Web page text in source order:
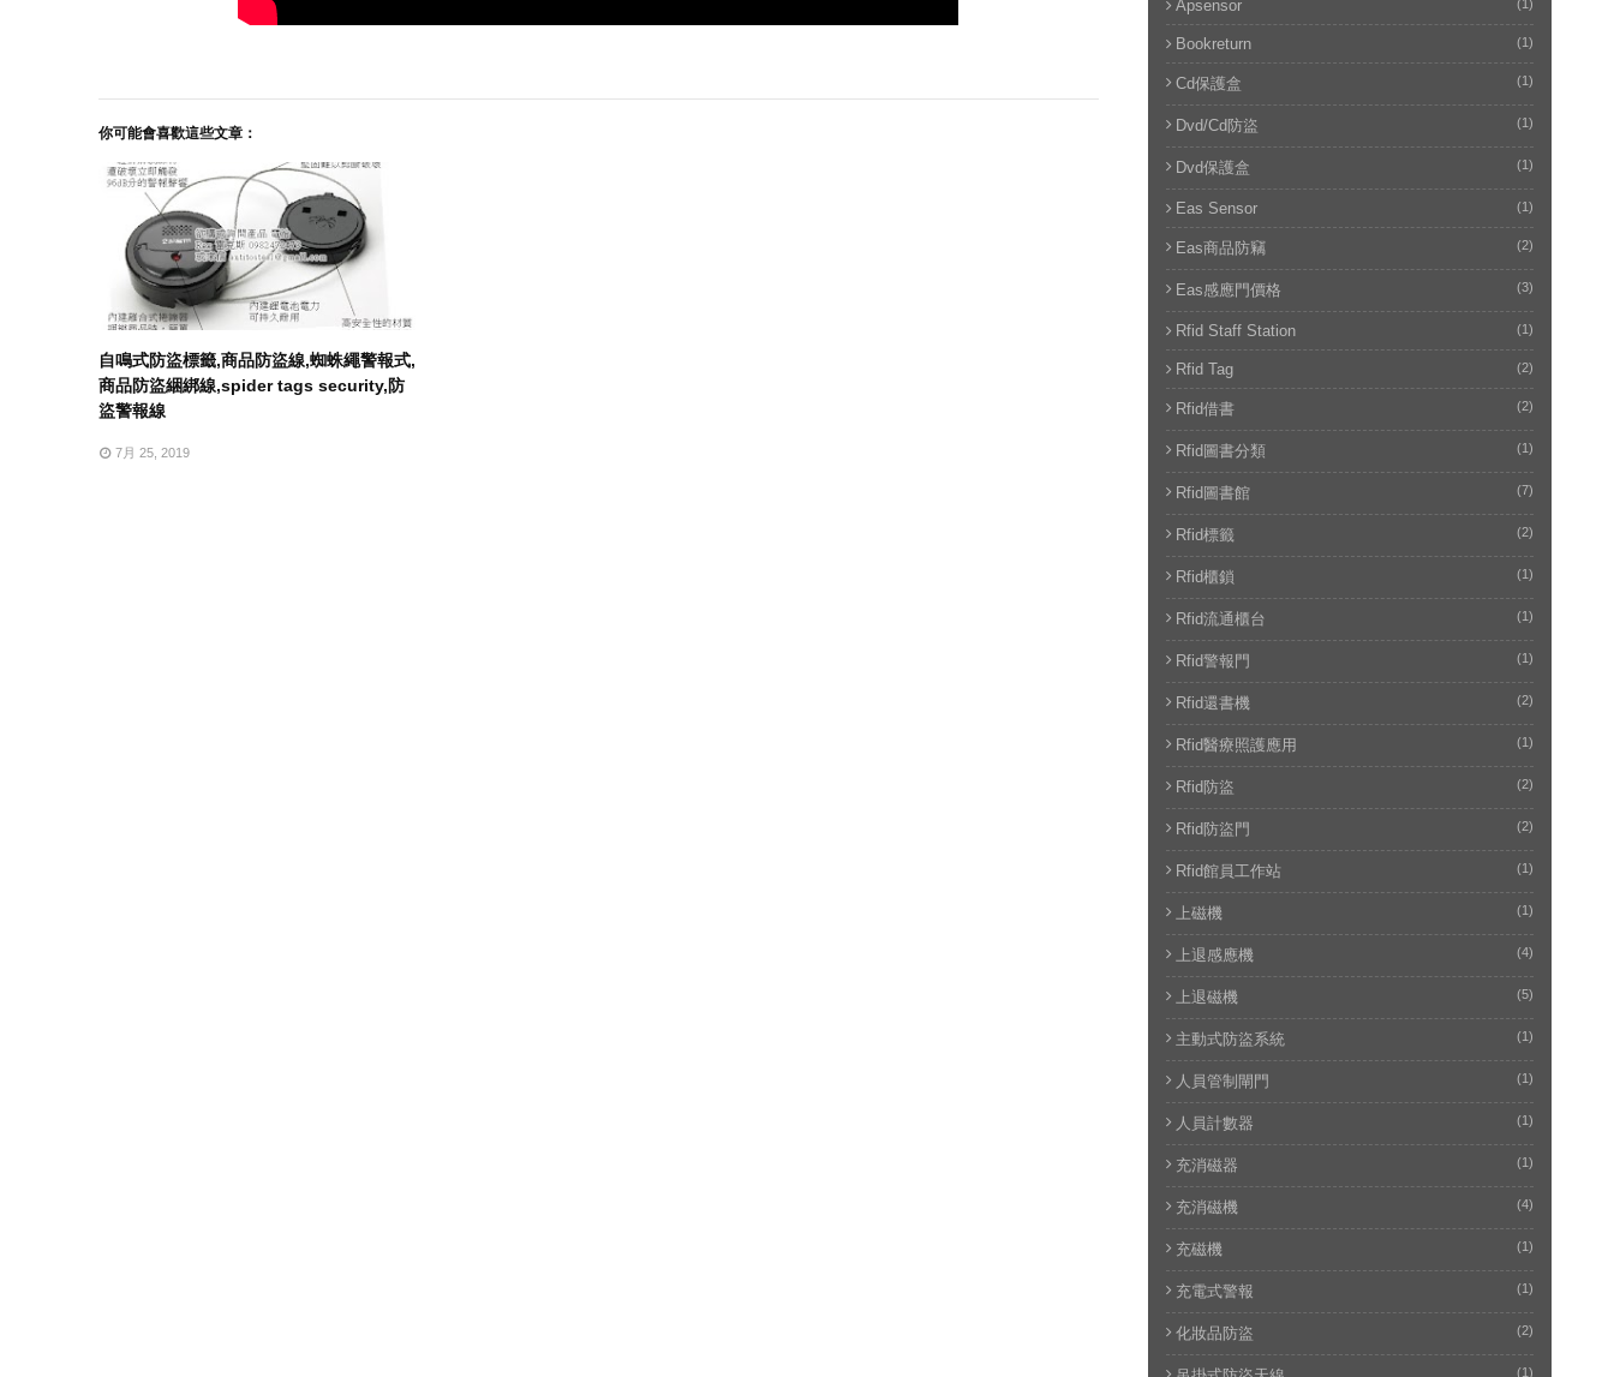
你可能會喜歡這些文章：
自鳴式防盜標籤,商品防盜線,蜘蛛繩警報式,
商品防盜綑綁線,spider tags security,防
盜警報線
7月 25, 2019
Apsensor (1)
Bookreturn (1)
Cd保護盒 (1)
Dvd/cd防盜 (1)
Dvd保護盒 (1)
Eas Sensor (1)
Eas商品防竊 (2)
Eas感應門價格 (3)
Rfid Staff Station (1)
Rfid Tag (2)
Rfid借書 (2)
Rfid圖書分類 (1)
Rfid圖書館 (7)
Rfid標籤 (2)
Rfid櫃鎖 (1)
Rfid流通櫃台 (1)
Rfid警報門 (1)
Rfid還書機 (2)
Rfid醫療照護應用 (1)
Rfid防盜 (2)
Rfid防盜門 (2)
Rfid館員工作站 (1)
上磁機 (1)
上退感應機 (4)
上退磁機 (5)
主動式防盜系統 (1)
人員管制閘門 (1)
人員計數器 (1)
充消磁器 (1)
充消磁機 (4)
充磁機 (1)
充電式警報 (1)
化妝品防盜 (2)
(1)